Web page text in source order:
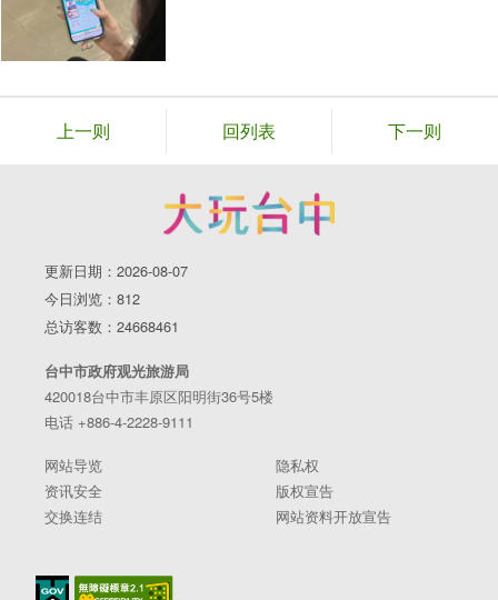
上一则 回列表 下一则
更新日期：2026-08-07
今日浏览：812
总访客数：24668461
台中市政府观光旅游局
420018台中市丰原区阳明街36号5楼
电话 +886-4-2228-9111
网站导览
隐私权
资讯安全
版权宣告
交换连结
网站资料开放宣告